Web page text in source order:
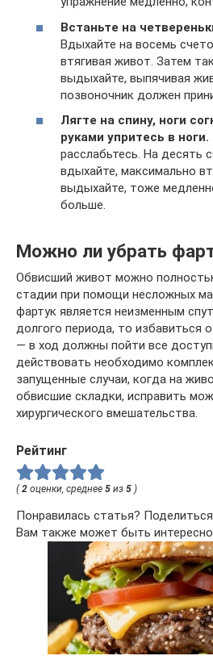
Встаньте на
Вдыхайте на восемь
втягивая живот. Затем
выдыхайте, выпячивая
позвоночник должен
Лягте на спину, ноги
руками упритесь в ноги.
расслабьтесь. На десять
вдыхайте, максимально
выдыхайте, тоже
больше.
Можно ли убрать
Обвисший живот можно
стадии при помощи несложных
фартук является неизменным
долгого периода, то избавиться
— в ход должны пойти все
действовать необходимо
запущенные случаи, когда на
обвисшие складки, исправить
хирургического вмешательства.
Рейтинг
( 2 оценки, среднее 5 из 5 )
Понравилась статья?
Вам также может быть интересно